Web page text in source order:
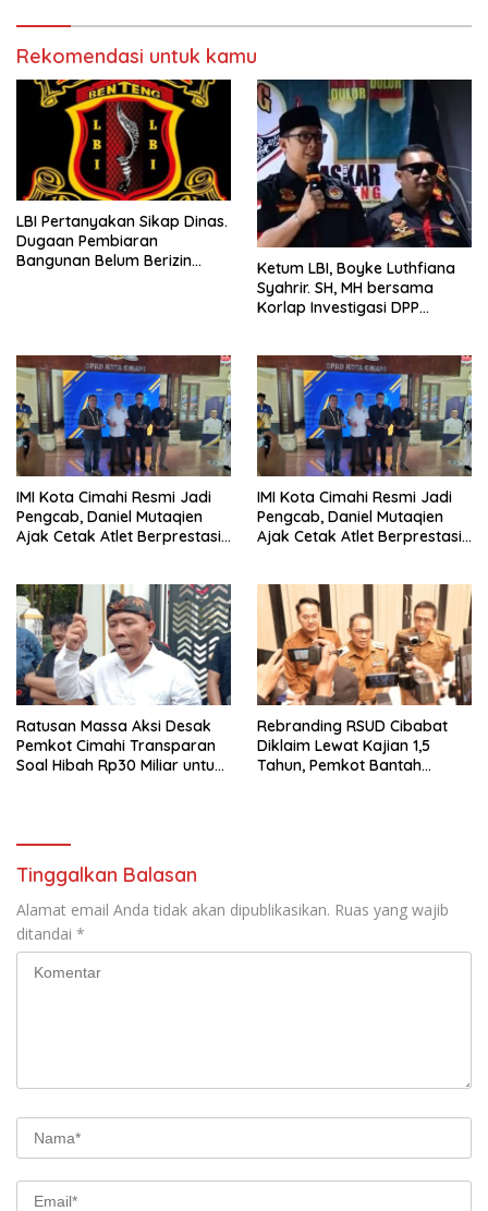
Rekomendasi untuk kamu
LBI Pertanyakan Sikap Dinas.
Dugaan Pembiaran
Bangunan Belum Berizin
Ketum LBI, Boyke Luthfiana
Syahrir. SH, MH bersama
Korlap Investigasi DPP
Pembangunan Datatel
Diduga Belum Berizin di
Parungponteng,
IMI Kota Cimahi Resmi Jadi
Pengcab, Daniel Mutaqien
Ajak Cetak Atlet Berprestasi
IMI Kota Cimahi Resmi Jadi
Pengcab, Daniel Mutaqien
Ajak Cetak Atlet Berprestasi
Ratusan Massa Aksi Desak
Pemkot Cimahi Transparan
Soal Hibah Rp30 Miliar untuk
Rebranding RSUD Cibabat
Diklaim Lewat Kajian 1,5
Tahun, Pemkot Bantah
Tinggalkan Balasan
Alamat email Anda tidak akan dipublikasikan. Ruas yang wajib
ditandai *